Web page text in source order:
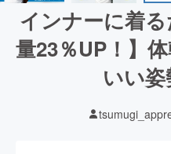
インナーに着
量23％UP！】
いい姿